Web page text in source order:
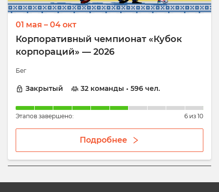
01 мая – 04 окт
Корпоративный чемпионат «Кубок
корпораций» — 2026
Бег
Закрытый 32 команды • 596 чел.
Этапов завершено: 6 из 10
Подробнее